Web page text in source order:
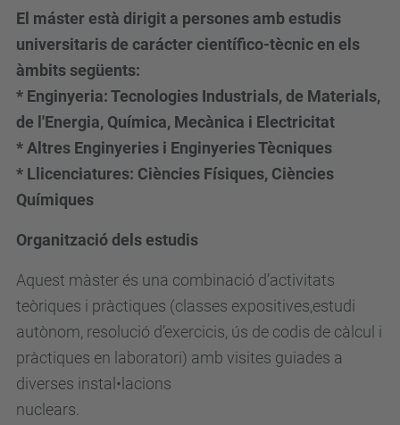
El máster està dirigit a persones amb estudis
universitaris de carácter científico-tècnic en els
àmbits següents:
* Enginyeria: Tecnologies Industrials, de Materials,
de l'Energia, Química, Mecànica i Electricitat
* Altres Enginyeries i Enginyeries Tècniques
* Llicenciatures: Ciències Físiques, Ciències
Químiques
Organització dels estudis
Aquest màster és una combinació d’activitats
teòriques i pràctiques (classes expositives,estudi
autònom, resolució d’exercicis, ús de codis de càlcul i
pràctiques en laboratori) amb visites guiades a
diverses instal•lacions
nuclears.